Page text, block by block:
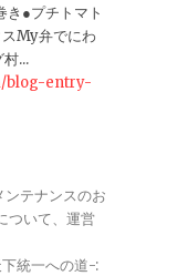
き●プチトマト
My弁でにわ
...
blog-entry-
ンテナンスのお
ついて、運営
下統一への道-: